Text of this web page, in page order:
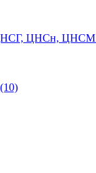
ЦНСн, ЦНСМ и
(10)